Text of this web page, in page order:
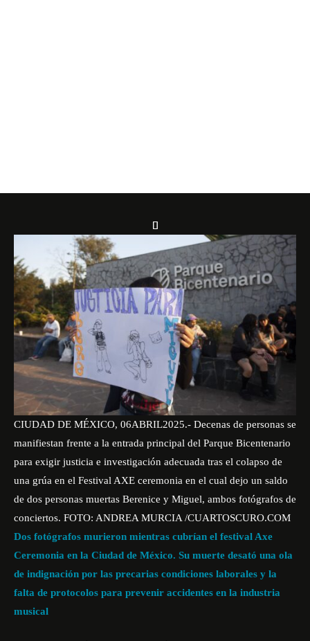
CIUDAD DE MÉXICO, 06ABRIL2025.- Decenas de personas se
manifiestan frente a la entrada principal del Parque Bicentenario
para exigir justicia e investigación adecuada tras el colapso de
una grúa en el Festival AXE ceremonia en el cual dejo un saldo
de dos personas muertas Berenice y Miguel, ambos fotógrafos de
conciertos. FOTO: ANDREA MURCIA /CUARTOSCURO.COM
Dos fotógrafos murieron mientras cubrían el festival Axe
Ceremonia en la Ciudad de México. Su muerte desató una ola
de indignación por las precarias condiciones laborales y la
falta de protocolos para prevenir accidentes en la industria
musical